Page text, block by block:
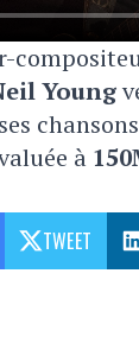
Young
à
TWEET